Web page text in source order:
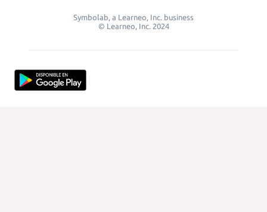
Symbolab, a Learneo, Inc. business
© Learneo, Inc. 2024